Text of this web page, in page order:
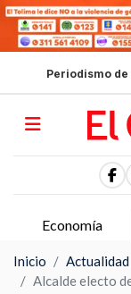
Periodismo
Economía
Inicio Actualidad
Alcalde electo